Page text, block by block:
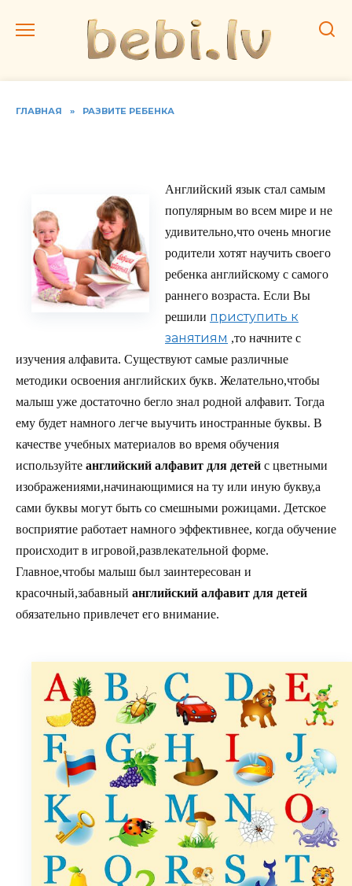
ГЛАВНАЯ » РАЗВИТЕ РЕБЕНКА
Английский язык стал самым
популярным во всем мире и не
удивительно,что очень многие
родители хотят научить своего
ребенка английскому с самого
раннего возраста. Если Вы
решили приступить к
занятиям ,то начните с
изучения алфавита. Существуют самые различные
методики освоения английских букв. Желательно,чтобы
малыш уже достаточно бегло знал родной алфавит. Тогда
ему будет намного легче выучить иностранные буквы. В
качестве учебных материалов во время обучения
используйте английский алфавит для детей с цветными
изображениями,начинающимися на ту или иную букву,а
сами буквы могут быть со смешными рожицами. Детское
восприятие работает намного эффективнее, когда обучение
происходит в игровой,развлекательной форме.
Главное,чтобы малыш был заинтересован и
красочный,забавный английский алфавит для детей
обязательно привлечет его внимание.